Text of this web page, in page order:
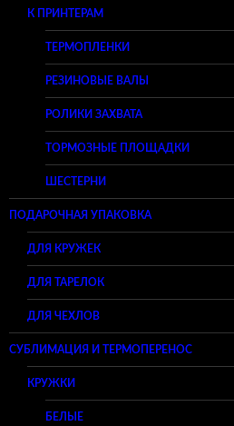
К ПРИНТЕРАМ
ТЕРМОПЛЕНКИ
РЕЗИНОВЫЕ ВАЛЫ
РОЛИКИ ЗАХВАТА
ТОРМОЗНЫЕ ПЛОЩАДКИ
ШЕСТЕРНИ
ПОДАРОЧНАЯ УПАКОВКА
ДЛЯ КРУЖЕК
ДЛЯ ТАРЕЛОК
ДЛЯ ЧЕХЛОВ
СУБЛИМАЦИЯ И ТЕРМОПЕРЕНОС
КРУЖКИ
БЕЛЫЕ